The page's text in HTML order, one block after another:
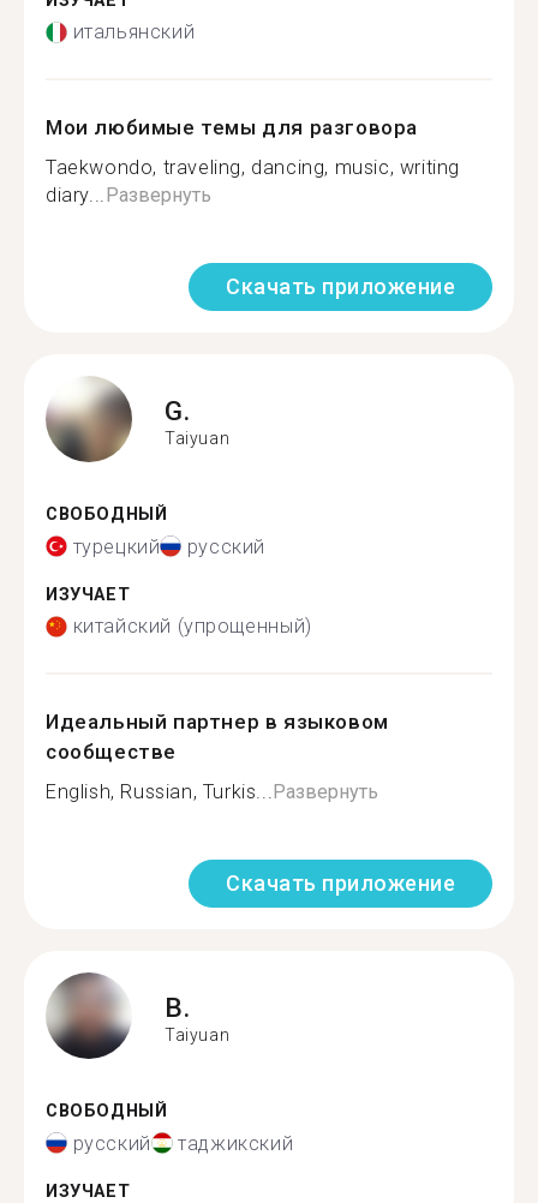
итальянский
Мои любимые темы для разговора
Taekwondo, traveling, dancing, music, writing
diary...Развернуть
Скачать приложение
G.
Taiyuan
СВОБОДНЫЙ
турецкий русский
ИЗУЧАЕТ
китайский (упрощенный)
Идеальный партнер в языковом
сообществе
English, Russian, Turkis...Развернуть
Скачать приложение
B.
Taiyuan
СВОБОДНЫЙ
русский таджикский
ИЗУЧАЕТ